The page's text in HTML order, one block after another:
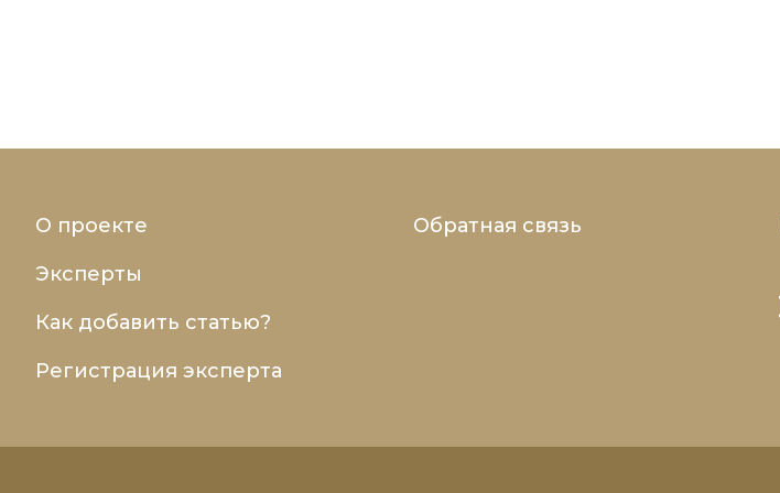
О проекте
Эксперты
Как добавить статью?
Регистрация эксперта
Обратная связь